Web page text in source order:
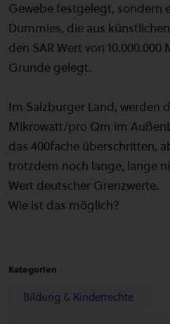
Gewebe festgelegt, sondern
Dummies, die aus
den SAR Wert von
Grunde gelegt.
Im Salzburger Land, werden
Mikrowatt/pro Qm im
das 400fache überschritten,
trotzdem noch lange, lange
Wert deutscher Grenzwerte.
Wie ist das möglich?
Kategorien
Bildung & Kinderrechte